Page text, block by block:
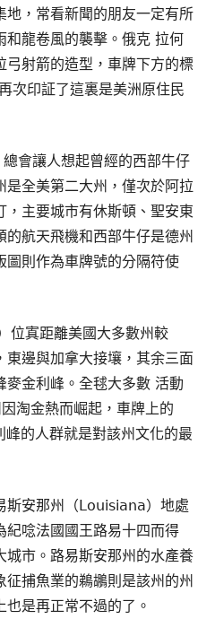
地，常看新聞的朋友一定有所
和龍卷風的襲擊。俄克 拉何
弓射箭的造型，車牌下方的標
次印証了這裏是美洲原住民
會讓人想起曾經的西部牛仔
是全美第二大州，僅次於阿拉
主要城市有休斯頓、聖安東
航天飛機和西部牛仔是德州
圖則作為車牌號的分隔符使
寘距離美國大多數州較
東邊與加拿大接壤，其余三面
麥金利峰。全毬大多數 活動
淘金熱而崛起，車牌上的
的人群就是對該州文化的最
安那州（Louisiana）地處
紀唸法國國王路易十四而得
城市。路易斯安那州的水產養
捕魚業的鵜鶘則是該州的州
是再正常不過的了。